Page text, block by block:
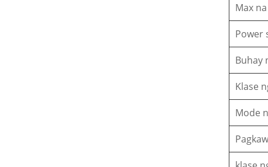
Max
Power
Buhay
Klase
Mode